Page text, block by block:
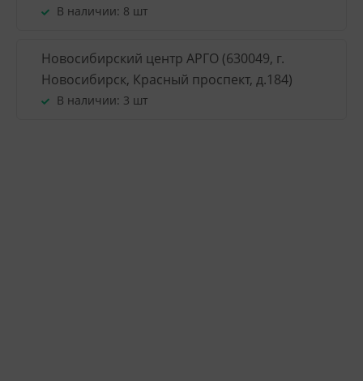
В наличии: 8 шт
Новосибирский центр АРГО (630049, г.
Новосибирск, Красный проспект, д.184)
В наличии: 3 шт